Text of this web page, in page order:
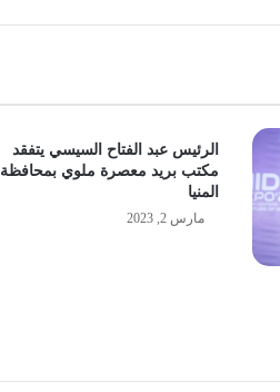
الرئيس عبد الفتاح السيسي يتفقد
مكتب بريد معصرة ملوي بمحافظة
المنيا
مارس 2, 2023